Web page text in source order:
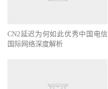
CN2延迟为何如此优秀中国电信
国际网络深度解析